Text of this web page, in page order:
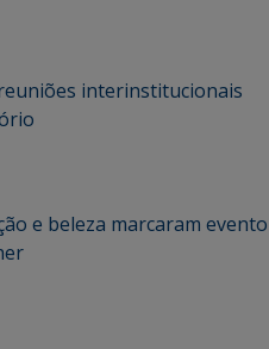
interinstitucionais
e beleza marcaram evento